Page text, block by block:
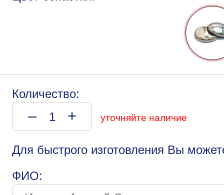
Количество:
– + уточняйте наличие
Для быстрого изготовления Вы
ФИО: